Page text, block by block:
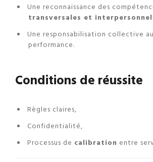
Une reconnaissance des
transversales et
Une responsabilisation collective
performance.
Conditions de réussite
Règles claires,
Confidentialité,
Processus de calibration entre